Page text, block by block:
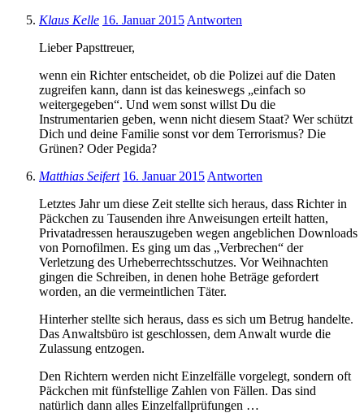
Klaus Kelle 16. Januar 2015 Antworten
Lieber Papsttreuer,
wenn ein Richter entscheidet, ob die Polizei auf die Daten
zugreifen kann, dann ist das keineswegs „einfach so
weitergegeben“. Und wem sonst willst Du die
Instrumentarien geben, wenn nicht diesem Staat? Wer schützt
Dich und deine Familie sonst vor dem Terrorismus? Die
Grünen? Oder Pegida?
Matthias Seifert 16. Januar 2015 Antworten
Letztes Jahr um diese Zeit stellte sich heraus, dass Richter in
Päckchen zu Tausenden ihre Anweisungen erteilt hatten,
Privatadressen herauszugeben wegen angeblichen Downloads
von Pornofilmen. Es ging um das „Verbrechen“ der
Verletzung des Urheberrechtsschutzes. Vor Weihnachten
gingen die Schreiben, in denen hohe Beträge gefordert
worden, an die vermeintlichen Täter.
Hinterher stellte sich heraus, dass es sich um Betrug handelte.
Das Anwaltsbüro ist geschlossen, dem Anwalt wurde die
Zulassung entzogen.
Den Richtern werden nicht Einzelfälle vorgelegt, sondern oft
Päckchen mit fünfstellige Zahlen von Fällen. Das sind
natürlich dann alles Einzelfallprüfungen …